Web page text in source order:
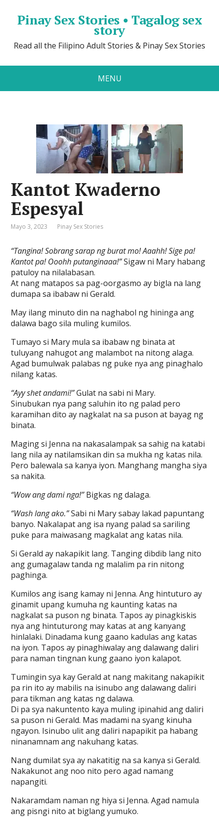
Pinay Sex Stories • Tagalog sex
story
Read all the Filipino Adult Stories & Pinay Sex Stories
MENU
Kantot Kwaderno
Espesyal
Mayo 3, 2023 Pinay Sex Stories
“Tangina! Sobrang sarap ng burat mo! Aaahh! Sige pa!
Kantot pa! Ooohh putanginaaa!”Sigaw ni Mary habang
patuloy na nilalabasan.
At nang matapos sa pag-oorgasmo ay bigla na lang
dumapa sa ibabaw ni Gerald.
May ilang minuto din na naghabol ng hininga ang
dalawa bago sila muling kumilos.
Tumayo si Mary mula sa ibabaw ng binata at
tuluyang nahugot ang malambot na nitong alaga.
Agad bumulwak palabas ng puke nya ang pinaghalo
nilang katas.
“Ayy shet andami!”Gulat na sabi ni Mary.
Sinubukan nya pang saluhin ito ng palad pero
karamihan dito ay nagkalat na sa puson at bayag ng
binata.
Maging si Jenna na nakasalampak sa sahig na katabi
lang nila ay natilamsikan din sa mukha ng katas nila.
Pero balewala sa kanya iyon. Manghang mangha siya
sa nakita.
“Wow ang dami nga!”Bigkas ng dalaga.
“Wash lang ako.”Sabi ni Mary sabay lakad papuntang
banyo. Nakalapat ang isa nyang palad sa sariling
puke para maiwasang magkalat ang katas nila.
Si Gerald ay nakapikit lang. Tanging dibdib lang nito
ang gumagalaw tanda ng malalim pa rin nitong
paghinga.
Kumilos ang isang kamay ni Jenna. Ang hintuturo ay
ginamit upang kumuha ng kaunting katas na
nagkalat sa puson ng binata. Tapos ay pinagkiskis
nya ang hintuturong may katas at ang kanyang
hinlalaki. Dinadama kung gaano kadulas ang katas
na iyon. Tapos ay pinaghiwalay ang dalawang daliri
para naman tingnan kung gaano iyon kalapot.
Tumingin sya kay Gerald at nang makitang nakapikit
pa rin ito ay mabilis na isinubo ang dalawang daliri
para tikman ang katas ng dalawa.
Di pa sya nakuntento kaya muling ipinahid ang daliri
sa puson ni Gerald. Mas madami na syang kinuha
ngayon. Isinubo ulit ang daliri napapikit pa habang
ninanamnam ang nakuhang katas.
Nang dumilat sya ay nakatitig na sa kanya si Gerald.
Nakakunot ang noo nito pero agad namang
napangiti.
Nakaramdam naman ng hiya si Jenna. Agad namula
ang pisngi nito at biglang yumuko.